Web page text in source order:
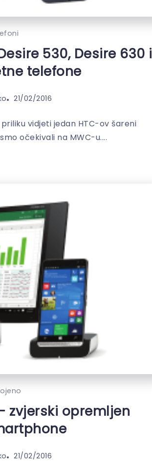
530, Desire 630 i
telefone
21/02/2016
vidjeti jedan HTC-ov šareni
očekivali na MWC-u....
zvjerski opremljen
21/02/2016